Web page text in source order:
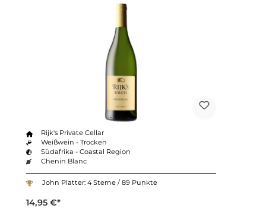
Rijk's Private Cellar
Weißwein - Trocken
Südafrika - Coastal Region
Chenin Blanc
John Platter: 4 Sterne / 89 Punkte
14,95 €*